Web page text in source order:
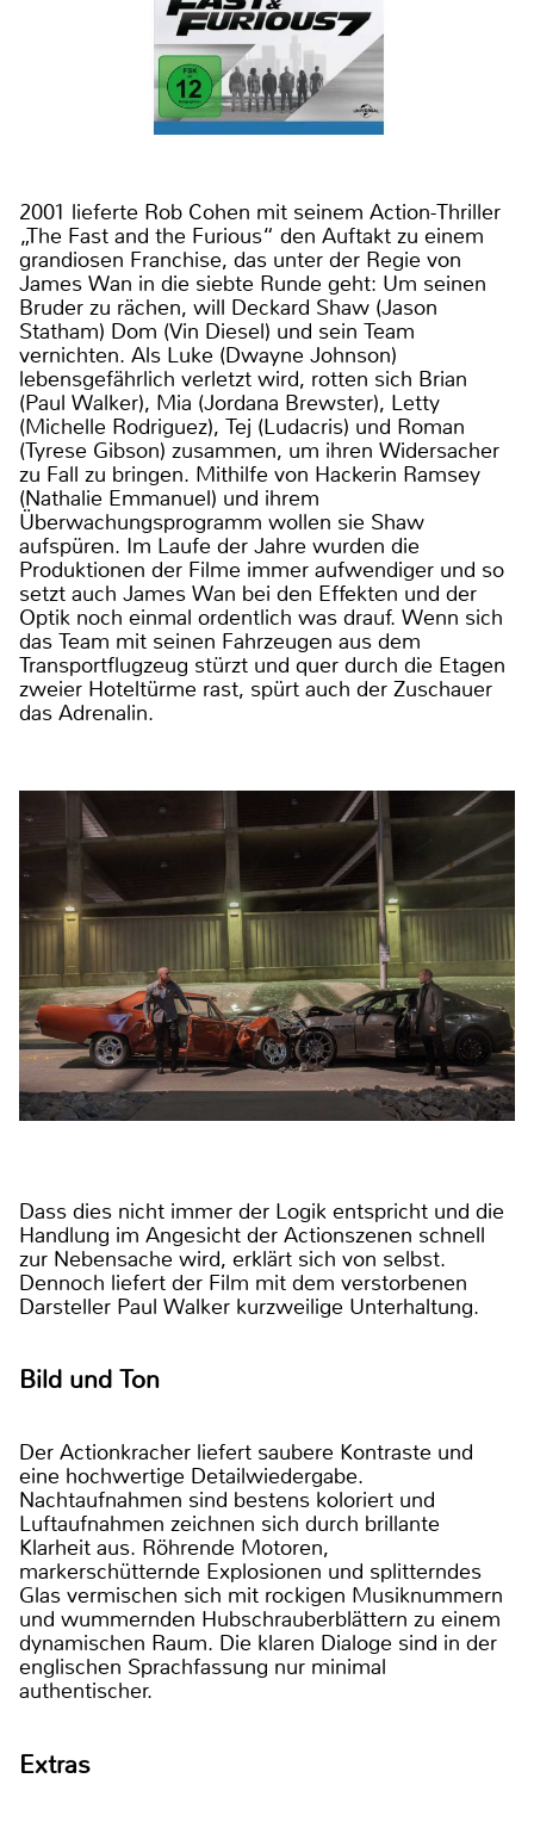
2001 lieferte Rob Cohen mit seinem Action-Thriller
„The Fast and the Furious“ den Auftakt zu einem
grandiosen Franchise, das unter der Regie von
James Wan in die siebte Runde geht: Um seinen
Bruder zu rächen, will Deckard Shaw (Jason
Statham) Dom (Vin Diesel) und sein Team
vernichten. Als Luke (Dwayne Johnson)
lebensgefährlich verletzt wird, rotten sich Brian
(Paul Walker), Mia (Jordana Brewster), Letty
(Michelle Rodriguez), Tej (Ludacris) und Roman
(Tyrese Gibson) zusammen, um ihren Widersacher
zu Fall zu bringen. Mithilfe von Hackerin Ramsey
(Nathalie Emmanuel) und ihrem
Überwachungsprogramm wollen sie Shaw
aufspüren. Im Laufe der Jahre wurden die
Produktionen der Filme immer aufwendiger und so
setzt auch James Wan bei den Effekten und der
Optik noch einmal ordentlich was drauf. Wenn sich
das Team mit seinen Fahrzeugen aus dem
Transportflugzeug stürzt und quer durch die Etagen
zweier Hoteltürme rast, spürt auch der Zuschauer
das Adrenalin.
Dass dies nicht immer der Logik entspricht und die
Handlung im Angesicht der Actionszenen schnell
zur Nebensache wird, erklärt sich von selbst.
Dennoch liefert der Film mit dem verstorbenen
Darsteller Paul Walker kurzweilige Unterhaltung.
Bild und Ton
Der Actionkracher liefert saubere Kontraste und
eine hochwertige Detailwiedergabe.
Nachtaufnahmen sind bestens koloriert und
Luftaufnahmen zeichnen sich durch brillante
Klarheit aus. Röhrende Motoren,
markerschütternde Explosionen und splitterndes
Glas vermischen sich mit rockigen Musiknummern
und wummernden Hubschrauberblättern zu einem
dynamischen Raum. Die klaren Dialoge sind in der
englischen Sprachfassung nur minimal
authentischer.
Extras